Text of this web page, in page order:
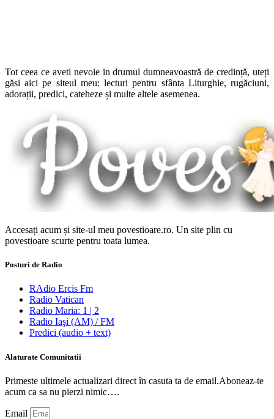
Tot ceea ce aveti nevoie in drumul dumneavoastră de credință, uteți
găsi aici pe siteul meu: lecturi pentru sfânta Liturghie, rugăciuni,
adorații, predici, cateheze și multe altele asemenea.
Accesați acum și site-ul meu povestioare.ro. Un site plin cu
povestioare scurte pentru toata lumea.
Posturi de Radio
RAdio Ercis Fm
Radio Vatican
Radio Maria: 1 | 2
Radio Iaşi (AM) / FM
Predici (audio + text)
Alaturate Comunitatii
Primeste ultimele actualizari direct în casuta ta de email.Aboneaz-te
acum ca sa nu pierzi nimic….
Email